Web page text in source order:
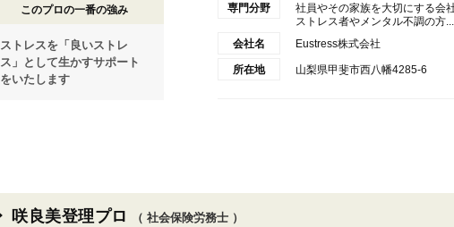
このプロの一番の強み
ストレスを「良いストレ
ス」として生かすサポート
をいたします
専門分野
社員やその家族を大切にする
ストレス者やメンタル不調の方...
会社名
Eustress株式会社
所在地 山梨県甲斐市西八幡4285-6
咲良美登理プロ
（ 社会保険労務士 ）